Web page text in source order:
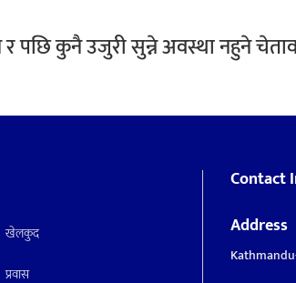
र पछि कुनै उजुरी सुन्ने अवस्था नहुने
खेलकुद
प्रवास
Contact
Address